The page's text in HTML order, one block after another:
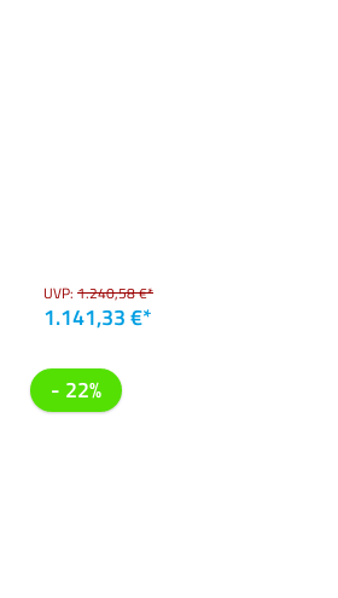
UVP: 1.240,58 €*
1.141,33 €*
- 22%